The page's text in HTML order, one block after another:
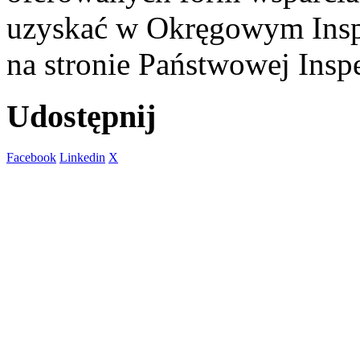
uzyskać w Okręgowym
na stronie Państwowej
Udostępnij
Facebook Linkedin X